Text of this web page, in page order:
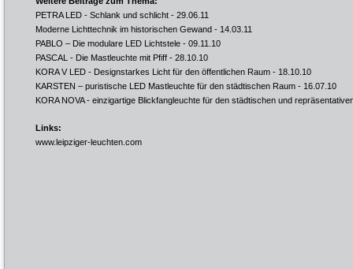
PETRA LED - Schlank und schlicht - 29.06.11
Moderne Lichttechnik im historischen Gewand - 14.03.11
PABLO – Die modulare LED Lichtstele - 09.11.10
PASCAL - Die Mastleuchte mit Pfiff - 28.10.10
KORA V LED - Designstarkes Licht für den öffentlichen Raum - 18.10.10
KARSTEN – puristische LED Mastleuchte für den städtischen Raum - 16.07.10
KORA NOVA - einzigartige Blickfangleuchte für den städtischen und
Links:
www.leipziger-leuchten.com